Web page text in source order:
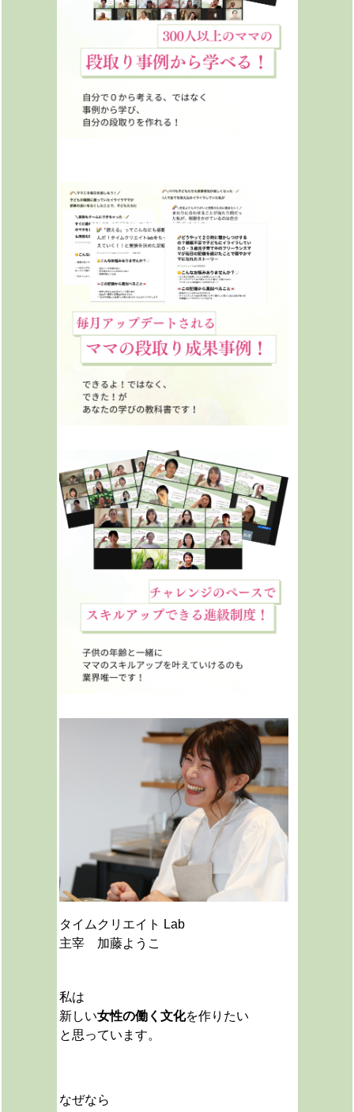
タイムクリエイト Lab
主宰 加藤ようこ
私は
新しい女性の働く文化を作りたい
と思っています。
なぜなら